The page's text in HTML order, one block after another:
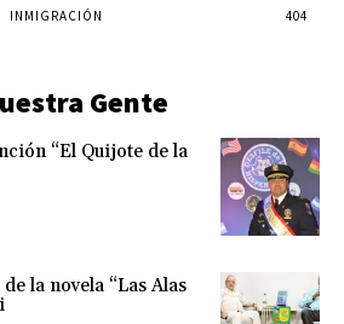
INMIGRACIÓN
404
Gente
“El Quijote de la
la novela “Las Alas